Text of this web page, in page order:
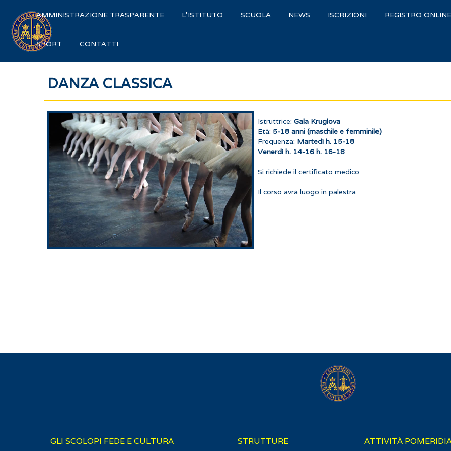
AMMINISTRAZIONE TRASPARENTE L'ISTITUTO SCUOLA NEWS ISCRIZIONI REGISTRO ONLINE
SPORT CONTATTI
DANZA CLASSICA
Istruttrice: Gala Kruglova
Età: 5-18 anni (maschile e femminile)
Frequenza: Martedì h. 15-18
Venerdì h. 14-16 h. 16-18
Si richiede il certificato medico
Il corso avrà luogo in palestra
GLI SCOLOPI FEDE E CULTURA STRUTTURE ATTIVITÀ